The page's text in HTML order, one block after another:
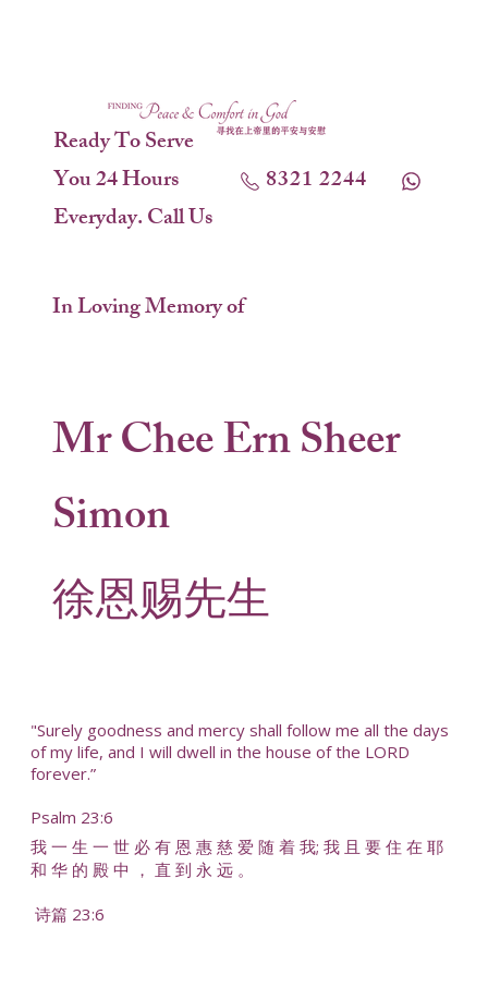
Ready To Serve
You 24 Hours
Everyday. Call Us
8321 2244
In Loving Memory of
Mr Chee Ern Sheer
Simon
徐恩赐先生
"Surely goodness and mercy shall follow me all the days
of my life, and I will dwell in the house of the LORD
forever.”
Psalm 23:6
我 一 生 一 世 必 有 恩 惠 慈 爱 随 着 我; 我 且 要 住 在 耶
和 华 的 殿 中 ， 直 到 永 远 。
诗篇 23:6